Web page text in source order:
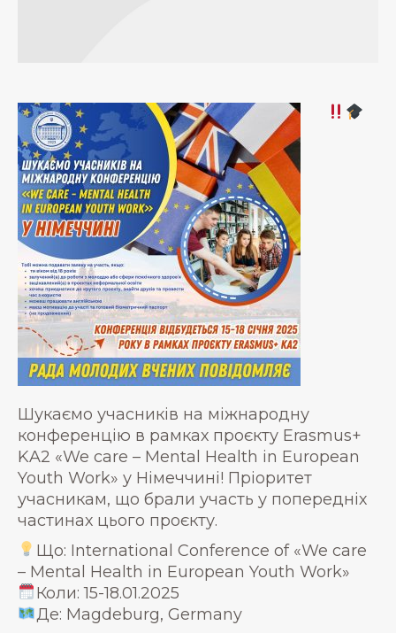
Шукаємо учасників на міжнародну
конференцію в рамках проєкту Erasmus+
KA2 «We care – Mental Health in European
Youth Work» у Німеччині! Пріоритет
учасникам, що брали участь у попередніх
частинах цього проєкту.
Що: International Conference of «We care
– Mental Health in European Youth Work»
Коли: 15-18.01.2025
Де: Magdeburg, Germany